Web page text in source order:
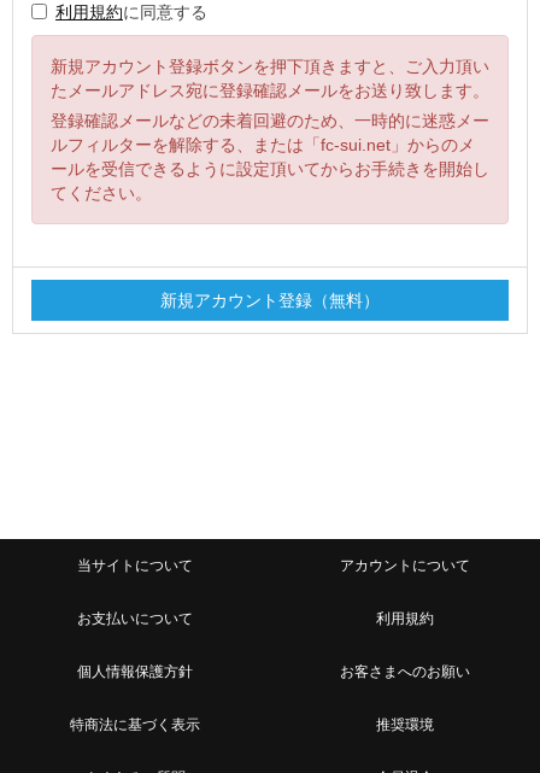
利用規約に同意する
新規アカウント登録ボタンを押下頂きますと、ご入力頂い
たメールアドレス宛に登録確認メールをお送り致します。
登録確認メールなどの未着回避のため、一時的に迷惑メー
ルフィルターを解除する、または「fc-sui.net」からのメ
ールを受信できるように設定頂いてからお手続きを開始し
てください。
当サイトについて アカウントについて
お支払いについて 利用規約
個人情報保護方針 お客さまへのお願い
特商法に基づく表示 推奨環境